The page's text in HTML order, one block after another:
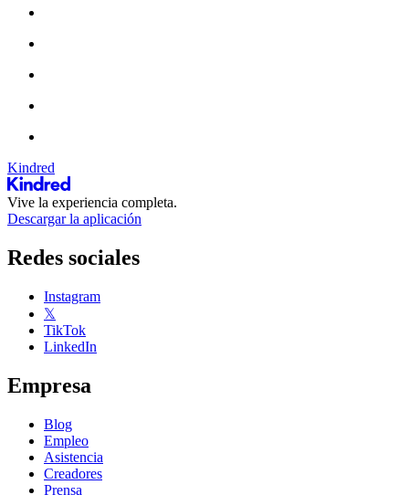
Kindred
Vive la experiencia completa.
Descargar la aplicación
Redes sociales
Instagram
𝕏
TikTok
LinkedIn
Empresa
Blog
Empleo
Asistencia
Creadores
Prensa